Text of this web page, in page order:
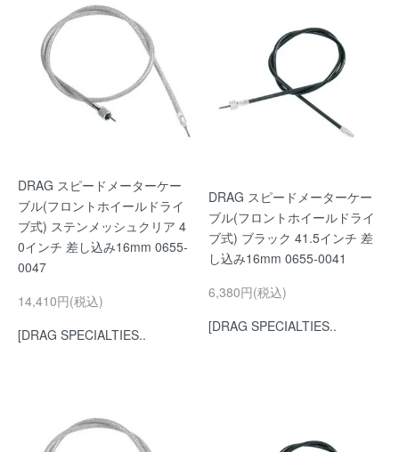
DRAG スピードメーターケー
ブル(フロントホイールドライ
ブ式) ステンメッシュクリア 4
0インチ 差し込み16mm 0655-
0047
14,410円(税込)
[DRAG SPECIALTIES..
DRAG スピードメーターケー
ブル(フロントホイールドライ
ブ式) ブラック 41.5インチ 差
し込み16mm 0655-0041
6,380円(税込)
[DRAG SPECIALTIES..